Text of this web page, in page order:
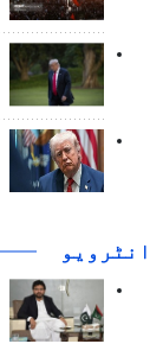
انٹرويو